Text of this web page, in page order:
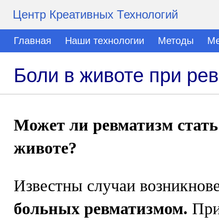
Центр Креативных Технологий
Главная Наши технологии Методы
Боли в животе при
Может ли ревматизм
животе?
Известны случаи
больных ревматизмом.